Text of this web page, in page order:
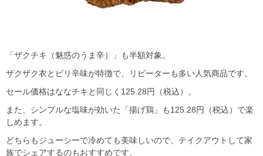
「ザクチキ（魅惑のうま辛）」も半額対象。
ザクザク衣とピリ辛味が特徴で、リピーターも多い人気商品です。
セール価格はななチキと同じく125.28円（税込）。
また、シンプルな塩味が効いた「揚げ鶏」も125.28円（税込）で楽
しめます。
どちらもジューシーで冷めても美味しいので、テイクアウトして家
族でシェアするのもおすすめです。